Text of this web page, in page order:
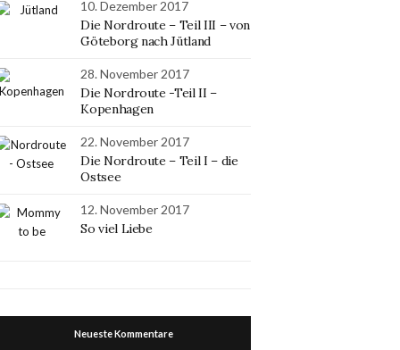
10. Dezember 2017
Die Nordroute – Teil III – von
Göteborg nach Jütland
28. November 2017
Die Nordroute -Teil II –
Kopenhagen
22. November 2017
Die Nordroute – Teil I – die
Ostsee
12. November 2017
So viel Liebe
Neueste Kommentare